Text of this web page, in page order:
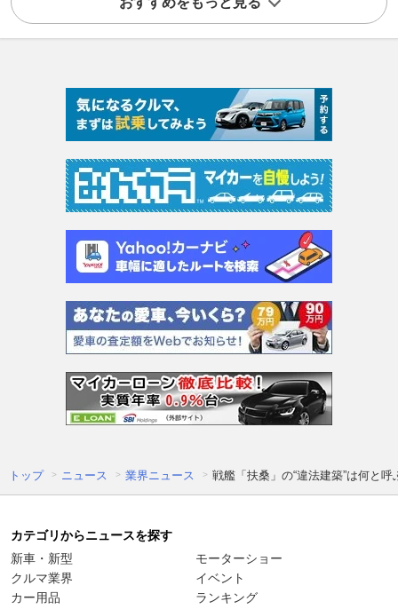
トップ ニュース 業界ニュース 戦艦「扶桑」の“違法建築”は何と
カテゴリからニュースを探す
新車・新型
クルマ業界
カー用品
モーターショー
イベント
ランキング